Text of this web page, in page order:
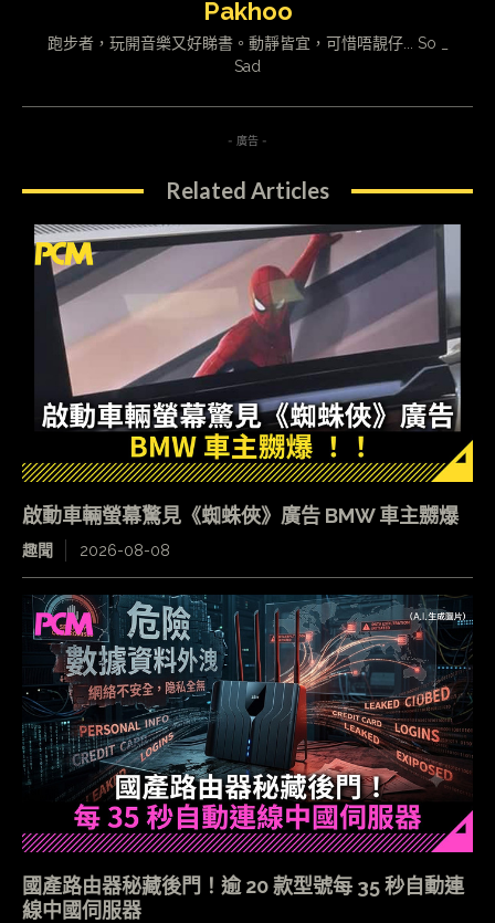
Pakhoo
跑步者，玩開音樂又好睇書。動靜皆宜，可惜唔靚仔... So _
Sad
- 廣告 -
Related Articles
啟動車輛螢幕驚見《蜘蛛俠》廣告 BMW 車主嬲爆
趣聞 2026-08-08
國產路由器秘藏後門！逾 20 款型號每 35 秒自動連
線中國伺服器